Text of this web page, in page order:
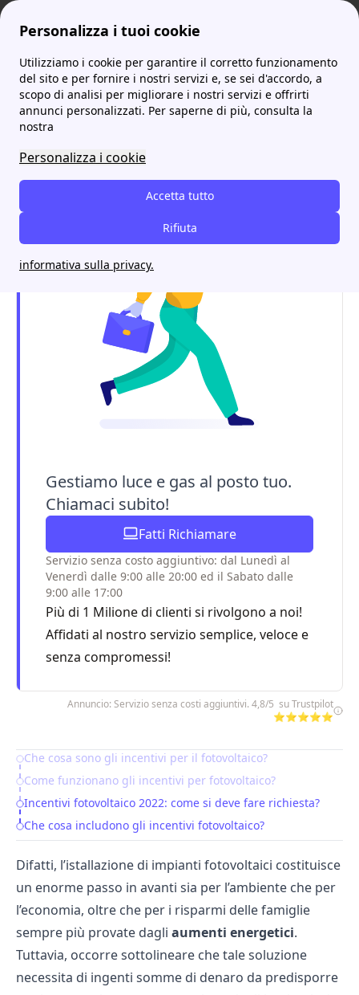
Personalizza i tuoi cookie
Utilizziamo i cookie per garantire il corretto funzionamento
del sito e per fornire i nostri servizi e, se sei d'accordo, a
scopo di analisi per migliorare i nostri servizi e offrirti
annunci personalizzati. Per saperne di più, consulta la
nostra
Personalizza i cookie
Accetta tutto
Rifiuta
informativa sulla privacy.
ProntoBolletta Energia Solare: come puoi sfruttarla per risparmiare in bolletta! Quali sono gli incentivi del fotovoltaico del 2025? Risparmia in bolletta!
Quali sono gli incentivi del
fotovoltaico del 2025?
Risparmia in bolletta!
Gestiamo luce e gas al posto tuo.
Chiamaci subito!
Fatti Richiamare
Servizio senza costo aggiuntivo: dal Lunedì al
Venerdì dalle 9:00 alle 20:00 ed il Sabato dalle
9:00 alle 17:00
Più di 1 Milione di clienti si rivolgono a noi!
Affidati al nostro servizio semplice, veloce e
senza compromessi!
Annuncio: Servizio senza costi aggiuntivi. 4,8/5 su Trustpilot
⭐⭐⭐⭐⭐
Table of Contents
Che cosa sono gli incentivi per il fotovoltaico?
Come funzionano gli incentivi per fotovoltaico?
Incentivi fotovoltaico 2022: come si deve fare richiesta?
Che cosa includono gli incentivi fotovoltaico?
Difatti, l’istallazione di impianti fotovoltaici costituisce
un enorme passo in avanti sia per l’ambiente che per
l’economia, oltre che per i risparmi delle famiglie
sempre più provate dagli aumenti energetici.
Tuttavia, occorre sottolineare che tale soluzione
necessita di ingenti somme di denaro da predisporre